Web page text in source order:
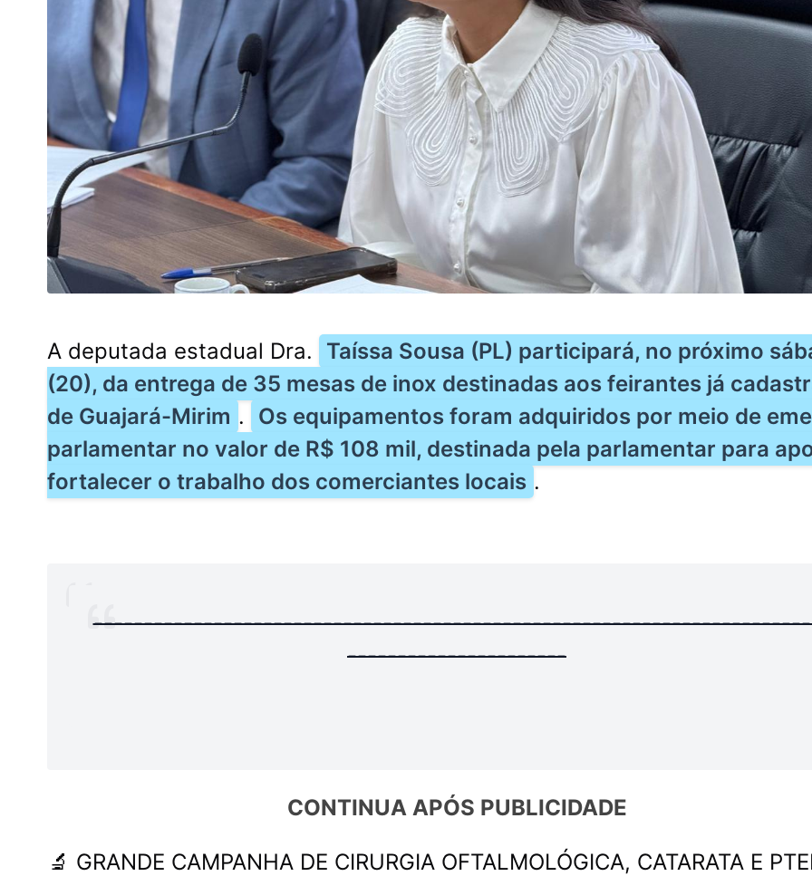
A deputada estadual Dra.
Taíssa Sousa (PL) participará, no próximo
(20), da entrega de 35 mesas de inox destinadas aos feirantes já
de Guajará-Mirim .
Os equipamentos foram adquiridos por meio de
parlamentar no valor de R$ 108 mil, destinada pela parlamentar para
fortalecer o trabalho dos comerciantes locais .
----------------------
CONTINUA APÓS PUBLICIDADE
🔬 GRANDE CAMPANHA DE CIRURGIA OFTALMOLÓGICA, CATARATA E